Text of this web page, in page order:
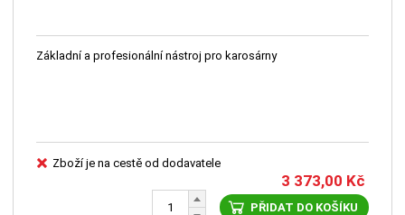
Základní a profesionální nástroj pro karosárny
Zboží je na cestě od dodavatele
3 373,00 Kč
PŘIDAT DO KOŠÍKU